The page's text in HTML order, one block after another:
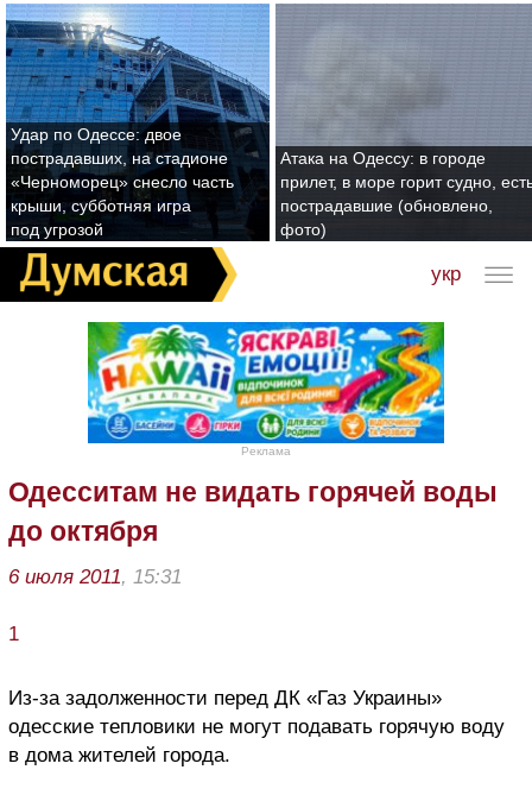
Удар по Одессе: двое
пострадавших, на стадионе
«Черноморец» снесло часть
крыши, субботняя игра
под угрозой
Атака на Одессу: в городе
прилет, в море горит судно,
пострадавшие (обновлено,
фото)
укр
Реклама
Одесситам не видать горячей воды
до октября
6 июля 2011, 15:31
1
Из-за задолженности перед ДК «Газ Украины»
одесские тепловики не могут подавать горячую воду
в дома жителей города.